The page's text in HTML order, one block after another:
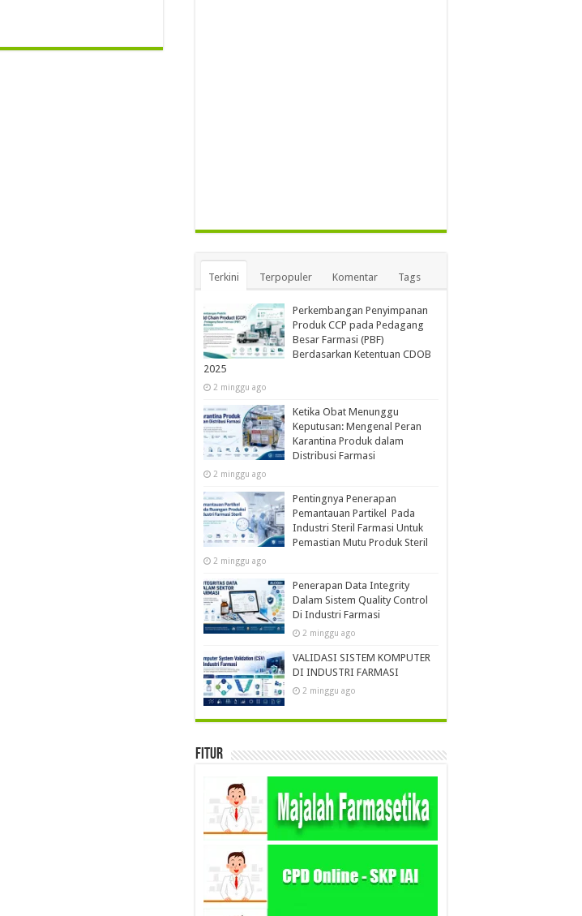
Terkini Terpopuler Komentar Tags
Perkembangan Penyimpanan
Produk CCP pada Pedagang
Besar Farmasi (PBF)
Berdasarkan Ketentuan CDOB
2025
2 minggu ago
Ketika Obat Menunggu
Keputusan: Mengenal Peran
Karantina Produk dalam
Distribusi Farmasi
2 minggu ago
Pentingnya Penerapan
Pemantauan Partikel Pada
Industri Steril Farmasi Untuk
Pemastian Mutu Produk Steril
2 minggu ago
Penerapan Data Integrity
Dalam Sistem Quality Control
Di Industri Farmasi
2 minggu ago
VALIDASI SISTEM KOMPUTER
DI INDUSTRI FARMASI
2 minggu ago
Fitur